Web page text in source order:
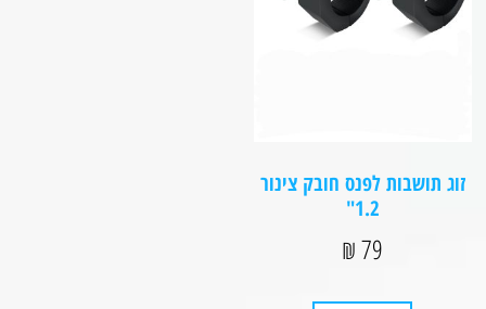
זוג תושבות לפנס חובק צינור
1.2"
79
₪